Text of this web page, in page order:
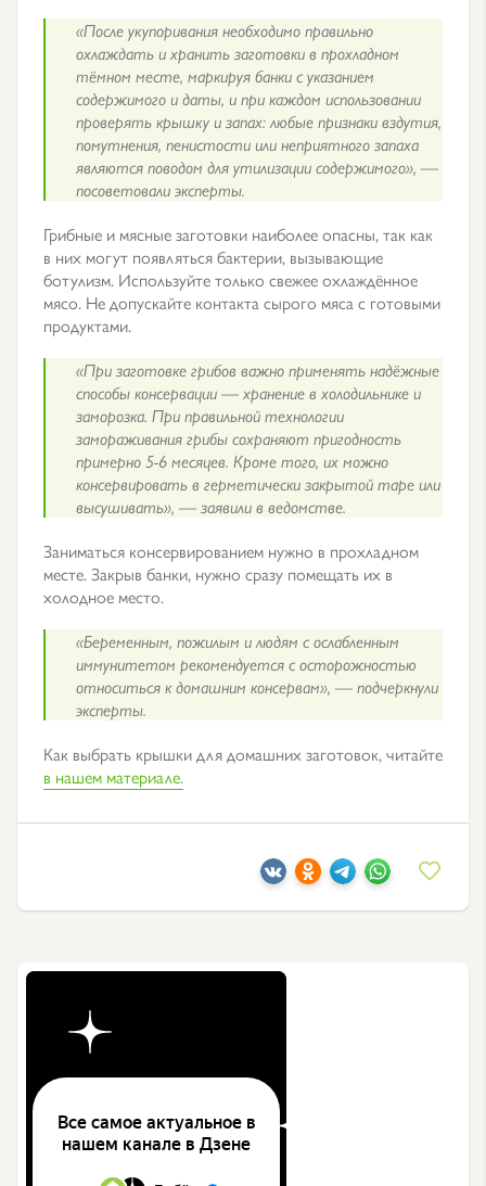
«После укупоривания необходимо правильно
охлаждать и хранить заготовки в прохладном
тёмном месте, маркируя банки с указанием
содержимого и даты, и при каждом использовании
проверять крышку и запах: любые признаки вздутия,
помутнения, пенистости или неприятного запаха
являются поводом для утилизации содержимого», —
посоветовали эксперты.
Грибные и мясные заготовки наиболее опасны, так как
в них могут появляться бактерии, вызывающие
ботулизм. Используйте только свежее охлаждённое
мясо. Не допускайте контакта сырого мяса с готовыми
продуктами.
«При заготовке грибов важно применять надёжные
способы консервации — хранение в холодильнике и
заморозка. При правильной технологии
замораживания грибы сохраняют пригодность
примерно 5-6 месяцев. Кроме того, их можно
консервировать в герметически закрытой таре или
высушивать», — заявили в ведомстве.
Заниматься консервированием нужно в прохладном
месте. Закрыв банки, нужно сразу помещать их в
холодное место.
«Беременным, пожилым и людям с ослабленным
иммунитетом рекомендуется с осторожностью
относиться к домашним консервам», — подчеркнули
эксперты.
Как выбрать крышки для домашних заготовок, читайте
в нашем материале.